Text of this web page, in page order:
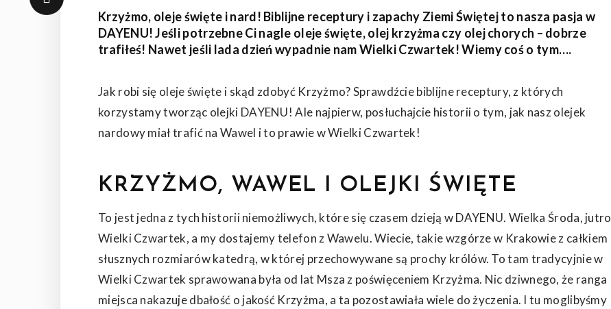
Krzyżmo, oleje święte i nard! Biblijne receptury i zapachy Ziemi Świętej to nasza pasja w
DAYENU! Jeśli potrzebne Ci nagle oleje święte, olej krzyżma czy olej chorych – dobrze
trafiłeś! Nawet jeśli lada dzień wypadnie nam Wielki Czwartek! Wiemy coś o tym….
Jak robi się oleje święte i skąd zdobyć Krzyżmo? Sprawdźcie biblijne receptury, z których
korzystamy tworząc olejki DAYENU! Ale najpierw, posłuchajcie historii o tym, jak nasz olejek
nardowy miał trafić na Wawel i to prawie w Wielki Czwartek!
KRZYŻMO, WAWEL I OLEJKI ŚWIĘTE
To jest jedna z tych historii niemożliwych, które się czasem dzieją w DAYENU. Wielka Środa, jutro
Wielki Czwartek, a my dostajemy telefon z Wawelu. Wiecie, takie wzgórze w Krakowie z całkiem
słusznych rozmiarów katedrą, w której przechowywane są prochy królów. To tam tradycyjnie w
Wielki Czwartek sprawowana była od lat Msza z poświęceniem Krzyżma. Nic dziwnego, że ranga
miejsca nakazuje dbałość o jakość Krzyżma, a ta pozostawiała wiele do życzenia. I tu moglibyśmy